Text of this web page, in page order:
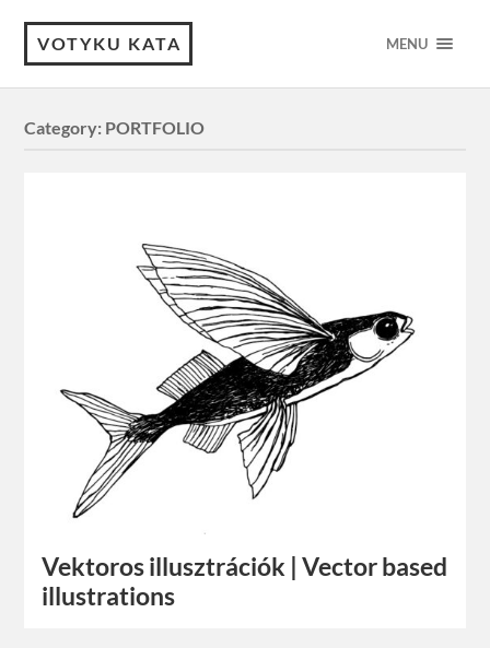
VOTYKU KATA MENU
Category: PORTFOLIO
Vektoros illusztrációk | Vector based
illustrations